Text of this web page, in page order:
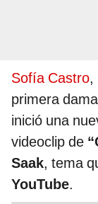
Sofía Castro,
primera
inició una
videoclip de
Saak, tema
YouTube.